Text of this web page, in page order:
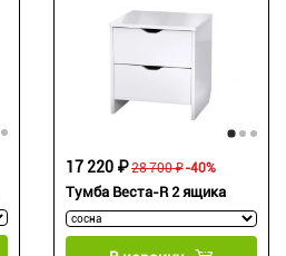
Тумба Веста-R 2 ящика
28 700 ₽
17 220 ₽ -40%